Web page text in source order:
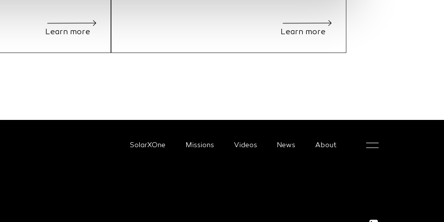
Learn more Learn more
SolarXOne Missions Videos News About